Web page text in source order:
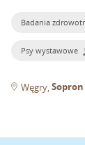
Badania
Psy wystawowe
Węgry Sopron